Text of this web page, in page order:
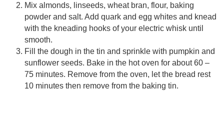
Mix almonds, linseeds, wheat bran, flour, baking
powder and salt. Add quark and egg whites and knead
with the kneading hooks of your electric whisk until
smooth.
Fill the dough in the tin and sprinkle with pumpkin and
sunflower seeds. Bake in the hot oven for about 60 –
75 minutes. Remove from the oven, let the bread rest
10 minutes then remove from the baking tin.